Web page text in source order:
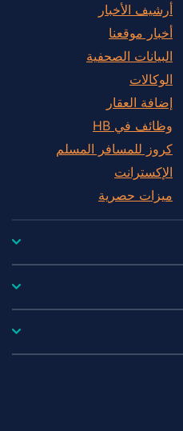
أرشيف الأخبار
أخبار موقعنا
البيانات الصحفية
الوكالات
إضافة العقار
وظائف في HB
كروز للمسافر المسلم
الإكسترانت
ميزات حصرية